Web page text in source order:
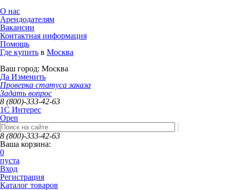
О нас
Арендодателям
Вакансии
Контактная информация
Помощь
Где купить в Москва
Ваш город: Москва
Да Изменить
Проверка статуса заказа
Задать вопрос
8 (800)-333-42-63
1C Интерес
Open
8 (800)-333-42-63
Ваша корзина:
0
пуста
Вход
Регистрация
Каталог товаров